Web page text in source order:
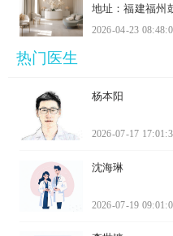
地址：福建福州
2026-04-23
热门医生
杨本阳
2026-07-17
沈海琳
2026-07-19